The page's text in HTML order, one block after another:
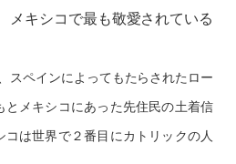
メキシコで最も敬愛されている
スペインによってもたらされたロー
メキシコにあった先住民の土着信
は世界で２番目にカトリックの人